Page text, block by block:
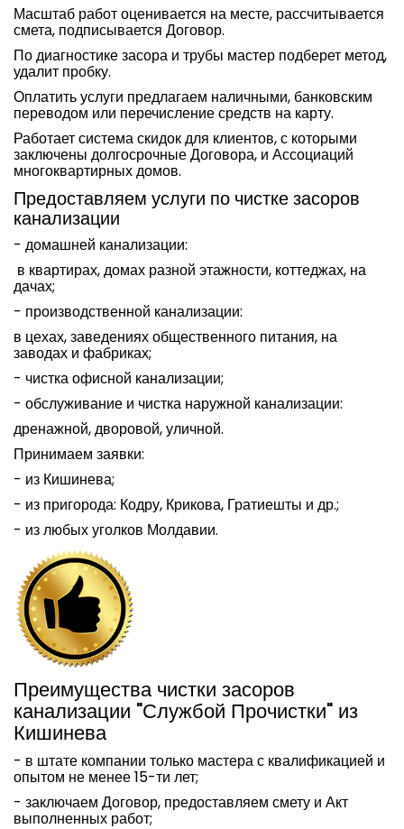
Масштаб работ оценивается на месте, рассчитывается
смета, подписывается Договор.
По диагностике засора и трубы мастер подберет метод,
удалит пробку.
Оплатить услуги предлагаем наличными, банковским
переводом или перечисление средств на карту.
Работает система скидок для клиентов, с которыми
заключены долгосрочные Договора, и Ассоциаций
многоквартирных домов.
Предоставляем услуги по чистке засоров
канализации
- домашней канализации:
в квартирах, домах разной этажности, коттеджах, на
дачах;
- производственной канализации:
в цехах, заведениях общественного питания, на
заводах и фабриках;
- чистка офисной канализации;
- обслуживание и чистка наружной канализации:
дренажной, дворовой, уличной.
Принимаем заявки:
- из Кишинева;
- из пригорода: Кодру, Крикова, Гратиешты и др.;
- из любых уголков Молдавии.
Преимущества чистки засоров
канализации "Службой Прочистки" из
Кишинева
- в штате компании только мастера с квалификацией и
опытом не менее 15-ти лет;
- заключаем Договор, предоставляем смету и Акт
выполненных работ;